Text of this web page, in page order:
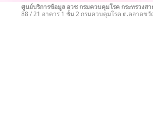
ศูนย์บริการข้อมูล อวช กรมควบคุมโรค กระทรวงส
88 / 21 อาคาร 1 ชั้น 2 กรมควบคุมโรค ต.ตลาดข